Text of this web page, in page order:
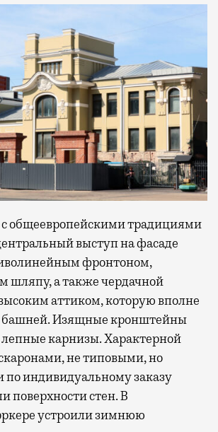
с общеевропейскими традициями
выступ на фасаде
фронтоном,
а также чердачной
аттиком, которую вполне
башней. Изящные кронштейны
карнизы. Характерной
не типовыми, но
индивидуальному заказу
поверхности стен. В
устроили зимнюю